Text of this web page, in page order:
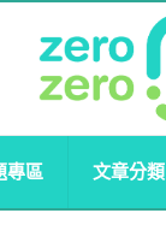
專區 文章分類